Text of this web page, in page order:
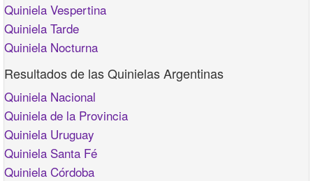
Quiniela Vespertina
Quiniela Tarde
Quiniela Nocturna
Resultados de las Quinielas Argentinas
Quiniela Nacional
Quiniela de la Provincia
Quiniela Uruguay
Quiniela Santa Fé
Quiniela Córdoba